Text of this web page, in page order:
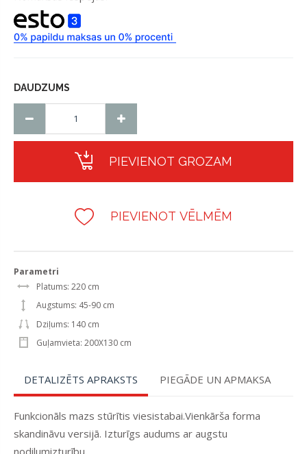
DAUDZUMS
PIEVIENOT GROZAM
PIEVIENOT VĒLMĒM
Parametri
Platums: 220 cm
Augstums: 45-90 cm
Dziļums: 140 cm
Guļamvieta: 200X130 cm
DETALIZĒTS APRAKSTS PIEGĀDE UN APMAKSA
Funkcionāls mazs stūrītis viesistabai.Vienkārša forma
skandināvu versijā. Izturīgs audums ar augstu
nodilumizturību.